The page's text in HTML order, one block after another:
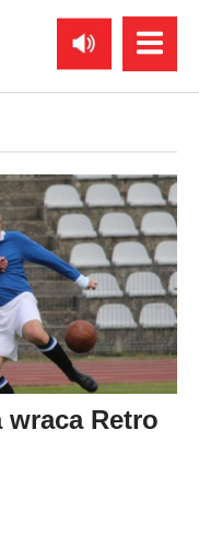
Retro